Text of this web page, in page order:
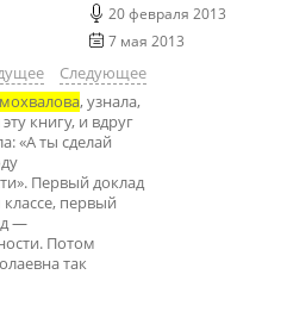
20 февраля 2013
7 мая 2013
Следующее
, узнала,
книгу, и вдруг
«А ты сделай
Первый доклад
первый
—
Потом
так